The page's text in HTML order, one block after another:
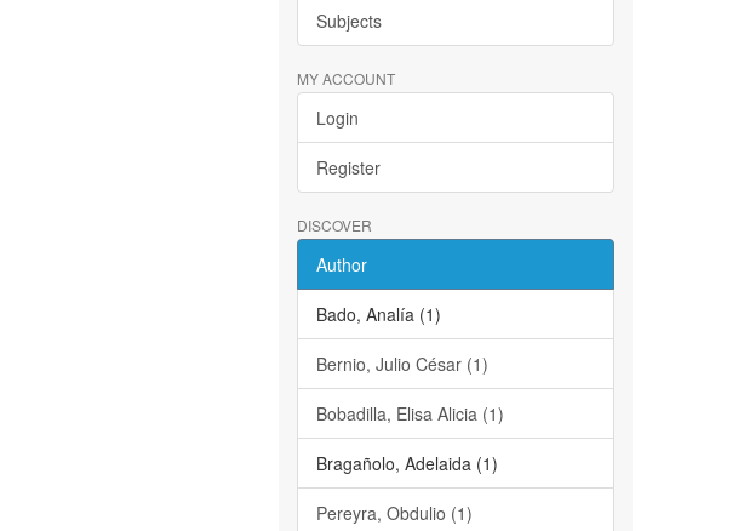
Subjects
MY ACCOUNT
Login
Register
DISCOVER
Author
Bado, Analía (1)
Bernio, Julio César (1)
Bobadilla, Elisa Alicia (1)
Bragañolo, Adelaida (1)
Pereyra, Obdulio (1)